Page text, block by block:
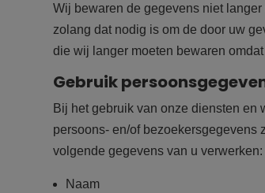
Wij bewaren de gegevens niet
zolang dat nodig is om de door uw
die wij langer moeten bewaren
Gebruik
Bij het gebruik van onze diensten en
persoons- en/of bezoekersgegevens
volgende gegevens van u verwerken:
Naam